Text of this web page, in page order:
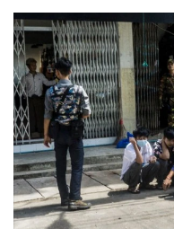
• Green Innovation & SD
• Management & HR
• MGR Live
• Infographic
• การเมือง
• ท่องเที่ยว
• กีฬา
• ต่างประเทศ